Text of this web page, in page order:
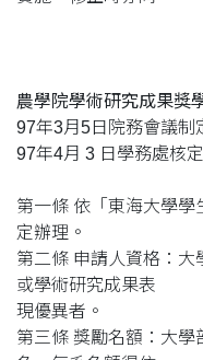
農學院學術研究成果獎
97年3月5日院務會議制
97年4月 3 日學務處核定
第一條 依「東海大學學
定辦理。
第二條 申請人資格：大
或學術研究成果表
現優異者。
第三條 獎勵名額：大